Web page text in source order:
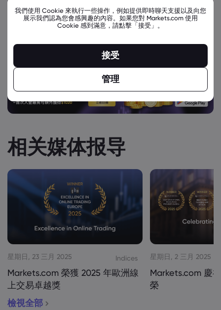
相关媒体报导
星期日, 23 三月 2025 Indices
Markets.com 榮獲 2025 年歐洲線
上交易卓越獎
星期日, 2 三月 2025
Markets.com 慶
榮
檢視全部
我們使用 Cookie 來執行一些操作，例如提供即時聊天支援以及向您
展示我們認為您會感興趣的內容。如果您對 Markets.com 使用
Cookie 感到滿意，請點擊「接受」。
接受
管理